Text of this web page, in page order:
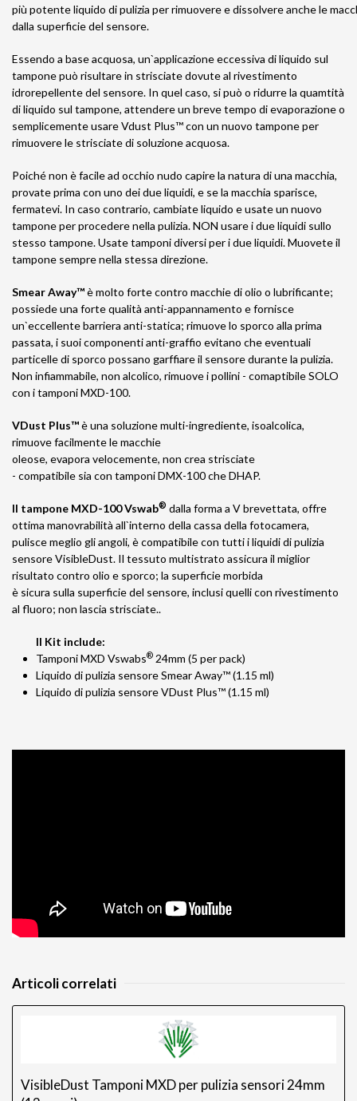
più potente liquido di pulizia per rimuovere e dissolvere anche le
dalla superficie del sensore.
Essendo a base acquosa, un`applicazione eccessiva di liquido sul
tampone può risultare in strisciate dovute al rivestimento
idrorepellente del sensore. In quel caso, si può o ridurre la quamtità
di liquido sul tampone, attendere un breve tempo di evaporazione o
semplicemente usare Vdust Plus™ con un nuovo tampone per
rimuovere le strisciate di soluzione acquosa.
Poiché non è facile ad occhio nudo capire la natura di una macchia,
provate prima con uno dei due liquidi, e se la macchia sparisce,
fermatevi. In caso contrario, cambiate liquido e usate un nuovo
tampone per procedere nella pulizia. NON usare i due liquidi sullo
stesso tampone. Usate tamponi diversi per i due liquidi. Muovete il
tampone sempre nella stessa direzione.
Smear Away™è molto forte contro macchie di olio o lubrificante;
possiede una forte qualità anti-appannamento e fornisce
un`eccellente barriera anti-statica; rimuove lo sporco alla prima
passata, i suoi componenti anti-graffio evitano che eventuali
particelle di sporco possano garffiare il sensore durante la pulizia.
Non infiammabile, non alcolico, rimuove i pollini - comaptibile SOLO
con i tamponi MXD-100.
VDust Plus™è una soluzione multi-ingrediente, isoalcolica,
rimuove facilmente le macchie
oleose, evapora velocemente, non crea strisciate
- compatibile sia con tamponi DMX-100 che DHAP.
Il tampone MXD-100 Vswab® dalla forma a V brevettata, offre
ottima manovrabilità all`interno della cassa della fotocamera,
pulisce meglio gli angoli, è compatibile con tutti i liquidi di pulizia
sensore VisibleDust. Il tessuto multistrato assicura il miglior
risultato contro olio e sporco; la superficie morbida
è sicura sulla superficie del sensore, inclusi quelli con rivestimento
al fluoro; non lascia strisciate..
Il Kit include:
Tamponi MXD Vswabs® 24mm (5 per pack)
Liquido di pulizia sensore Smear Away™ (1.15 ml)
Liquido di pulizia sensore VDust Plus™ (1.15 ml)
Articoli correlati
VisibleDust Tamponi MXD per pulizia sensori 24mm